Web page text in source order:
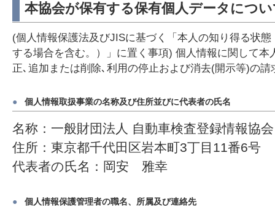
本協会が保有する保有個人データにつ
(個人情報保護法及びJISに基づく「本人の知り得る状
する場合を含む。）」に置く事項) 個人情報に関して
正､追加または削除､利用の停止および消去(開示等)の請
● 個人情報取扱事業の名称及び住所並びに代表者の氏名
名称：一般財団法人 自動車検査登録情報協会
住所：東京都千代田区岩本町3丁目11番6
代表者の氏名：岡安 雅幸
● 個人情報保護管理者の職名、所属及び連絡先